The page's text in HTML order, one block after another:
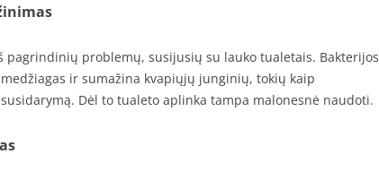
pagrindinių problemų, susijusių su lauko tualetais. Bakterijos
ir sumažina kvapiųjų junginių, tokių kaip
Dėl to tualeto aplinka tampa malonesnė naudoti.